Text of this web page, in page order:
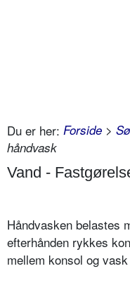
Du er her: Forside >
håndvask
Vand -
Håndvasken belastes
efterhånden rykkes
mellem konsol og